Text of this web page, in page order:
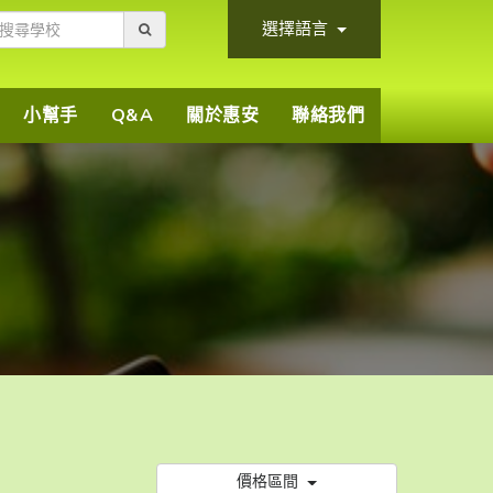
選擇語言
小幫手 Q&A 關於惠安 聯絡我們
價格區間